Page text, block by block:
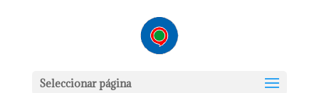
Seleccionar página